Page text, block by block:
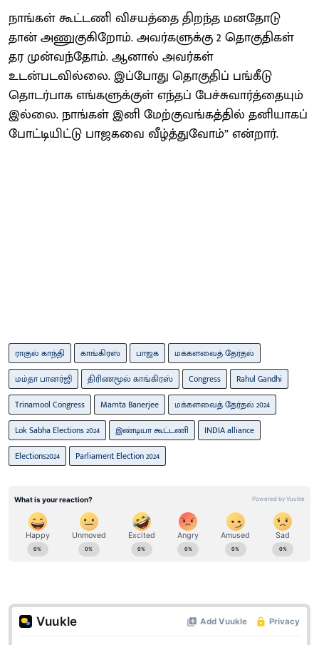
நாங்கள் கூட்டணி விசயத்தை திறந்த மனதோடு
தான் அணுகுகிறோம். அவர்களுக்கு 2 தொகுதிகள்
தர முன்வந்தோம். ஆனால் அவர்கள்
உடன்படவில்லை. இப்போது தொகுதிப் பங்கீடு
தொடர்பாக எங்களுக்குள் எந்தப் பேச்சுவார்த்தையும்
இல்லை. நாங்கள் இனி மேற்குவங்கத்தில் தனியாகப்
போட்டியிட்டு பாஜகவை வீழ்த்துவோம்” என்றார்.
ராகுல் காந்தி காங்கிரஸ் பாஜக
மக்களவைத் தேர்தல்
மம்தா பானர்ஜி
திரிணமூல் காங்கிரஸ் Congress
Rahul Gandhi
Trinamool Congress
Mamta Banerjee
மக்களவைத் தேர்தல் 2024
Lok Sabha Elections 2024
இண்டியா கூட்டணி
INDIA alliance
Elections2024
Parliament Election 2024